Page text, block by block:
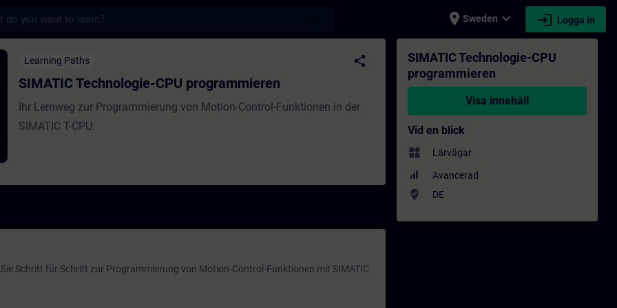
place Sweden expand_more login Logga in
CPU programmieren - Utbildning - Utbildning - Professionell utveckling |
Learning Paths share
SIMATIC Technologie-CPU programmieren
Ihr Lernweg zur Programmierung von Motion-Control-Funktionen in der
SIMATIC T-CPU:
Schritt für Schritt zur Programmierung von Motion-Control-Funktionen mit SIMATIC
SIMATIC Technologie-CPU
programmieren
Visa innehåll
Vid en blick
widgets Lärvägar
Avancerad
where_to_vote DE